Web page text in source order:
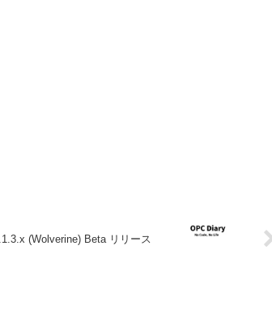
(Wolverine) Beta リリース